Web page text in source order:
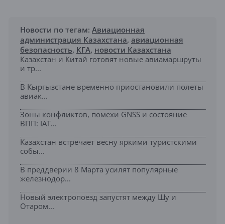
Новости по тегам: Авиационная
администрация Казахстана, авиационная
безопасность, КГА, новости Казахстана
Казахстан и Китай готовят новые авиамаршруты
и тр...
В Кыргызстане временно приостановили полеты
авиак...
Зоны конфликтов, помехи GNSS и состояние
ВПП: IAT...
Казахстан встречает весну яркими туристскими
собы...
В преддверии 8 Марта усилят популярные
железнодор...
Новый электропоезд запустят между Шу и
Отаром...